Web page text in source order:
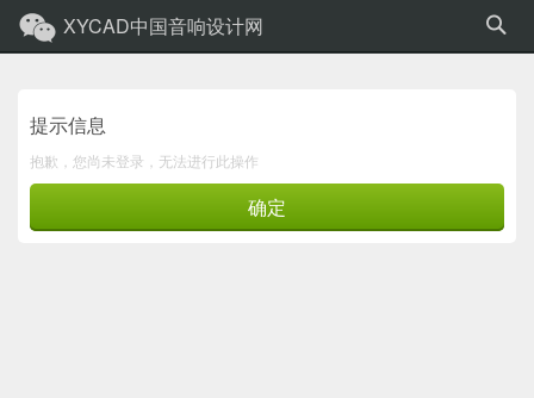
XYCAD中国音响设计网
提示信息
抱歉，您尚未登录，无法进行此操作
确定